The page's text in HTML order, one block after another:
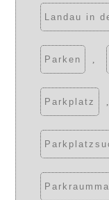
Landau in
Parken
Parkplatz